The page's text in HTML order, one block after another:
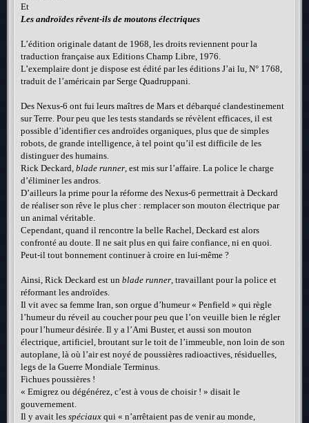
Et
Les androïdes rêvent-ils de moutons électriques
L’édition originale datant de 1968, les droits reviennent pour la
traduction française aux Editions Champ Libre, 1976.
L’exemplaire dont je dispose est édité par les éditions J’ai lu, N° 1768,
traduit de l’américain par Serge Quadruppani.
Des Nexus-6 ont fui leurs maîtres de Mars et débarqué clandestinement
sur Terre. Pour peu que les tests standards se révèlent efficaces, il est
possible d’identifier ces androïdes organiques, plus que de simples
robots, de grande intelligence, à tel point qu’il est difficile de les
distinguer des humains.
Rick Deckard, blade runner, est mis sur l’affaire. La police le charge
d’éliminer les andros.
D’ailleurs la prime pour la réforme des Nexus-6 permettrait à Deckard
de réaliser son rêve le plus cher : remplacer son mouton électrique par
un animal véritable.
Cependant, quand il rencontre la belle Rachel, Deckard est alors
confronté au doute. Il ne sait plus en qui faire confiance, ni en quoi.
Peut-il tout bonnement continuer à croire en lui-même ?
Ainsi, Rick Deckard est un blade runner, travaillant pour la police et
réformant les androïdes.
Il vit avec sa femme Iran, son orgue d’humeur « Penfield » qui règle
l’humeur du réveil au coucher pour peu que l’on veuille bien le régler
pour l’humeur désirée. Il y a l’Ami Buster, et aussi son mouton
électrique, artificiel, broutant sur le toit de l’immeuble, non loin de son
autoplane, là où l’air est noyé de poussières radioactives, résiduelles,
legs de la Guerre Mondiale Terminus.
Fichues poussières !
« Emigrez ou dégénérez, c’est à vous de choisir ! » disait le
gouvernement.
Il y avait les spéciaux qui « n’arrêtaient pas de venir au monde,